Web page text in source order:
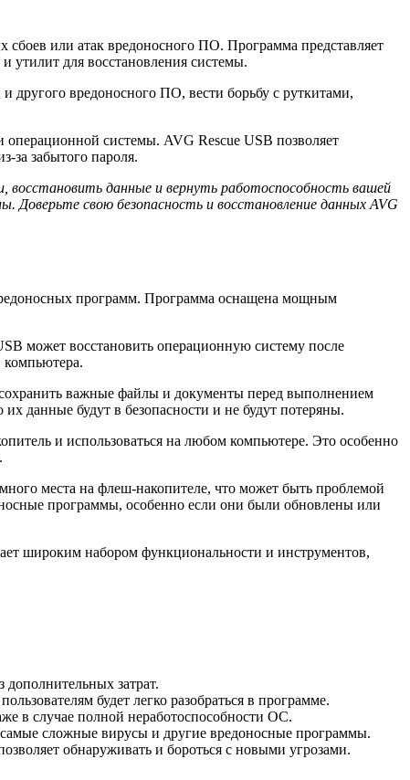
или атак вредоносного ПО. Программа представляет
утилит для восстановления системы.
другого вредоносного ПО, вести борьбу с руткитами,
системы. AVG Rescue USB позволяет
за забытого пароля.
данные и вернуть работоспособность вашей
свою безопасность и восстановление данных AVG
программ. Программа оснащена мощным
может восстановить операционную систему после
компьютера.
важные файлы и документы перед выполнением
данные будут в безопасности и не будут потеряны.
и использоваться на любом компьютере. Это особенно
места на флеш-накопителе, что может быть проблемой
программы, особенно если они были обновлены или
широким набором функциональности и инструментов,
дополнительных затрат.
будет легко разобраться в программе.
в случае полной неработоспособности ОС.
сложные вирусы и другие вредоносные программы.
обнаруживать и бороться с новыми угрозами.